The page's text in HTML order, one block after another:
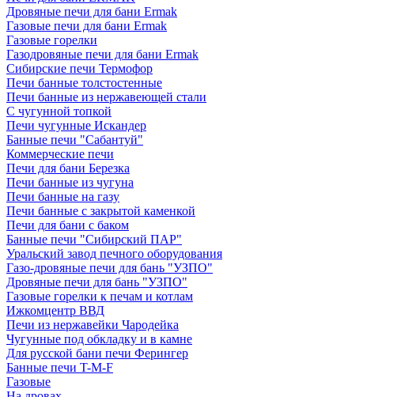
Дровяные печи для бани Ermak
Газовые печи для бани Ermak
Газовые горелки
Газодровяные печи для бани Ermak
Сибирские печи Термофор
Печи банные толстостенные
Печи банные из нержавеющей стали
С чугунной топкой
Печи чугунные Искандер
Банные печи "Сабантуй"
Коммерческие печи
Печи для бани Березка
Печи банные из чугуна
Печи банные на газу
Печи банные с закрытой каменкой
Печи для бани с баком
Банные печи "Сибирский ПАР"
Уральский завод печного оборудования
Газо-дровяные печи для бань "УЗПО"
Дровяные печи для бань "УЗПО"
Газовые горелки к печам и котлам
Ижкомцентр ВВД
Печи из нержавейки Чародейка
Чугунные под обкладку и в камне
Для русской бани печи Ферингер
Банные печи T-M-F
Газовые